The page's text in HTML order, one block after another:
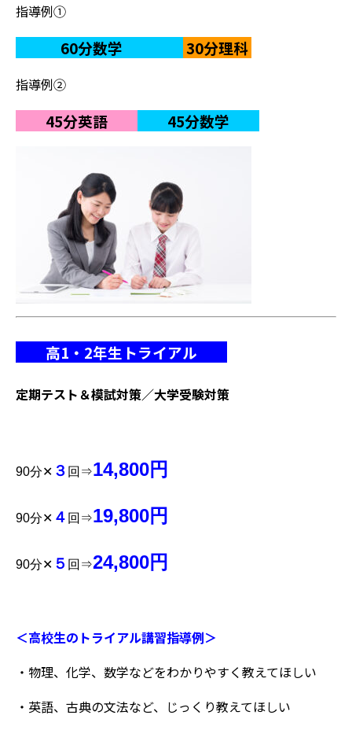
指導例①
60分数学 30分理科
指導例②
45分英語 45分数学
高1・2年生トライアル
定期テスト＆模試対策／大学受験対策
90分✕ ３ 回⇒14,800円
90分✕ ４ 回⇒19,800円
90分✕ ５ 回⇒24,800円
＜高校生のトライアル講習指導例＞
・物理、化学、数学などをわかりやすく教えてほしい
・英語、古典の文法など、じっくり教えてほしい